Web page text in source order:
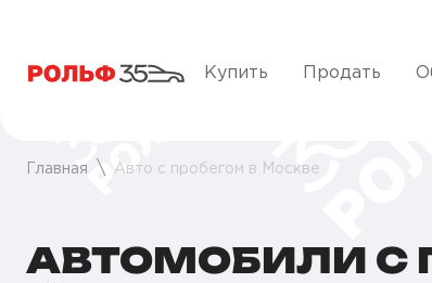
Купить Продать
Главная Авто с пробегом в Москве
АВТОМОБИЛИ С